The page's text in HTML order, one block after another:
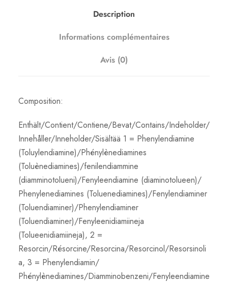
5
/
0
5
Description
Informations complémentaires
Avis (0)
Composition:
Enthält/Contient/Contiene/Bevat/Contains/Indeholder/
Innehåller/Inneholder/Sisältää 1 = Phenylendiamine
(Toluylendiamine)/Phénylènediamines
(Toluènediamines)/fenilendiammine
(diamminotolueni)/Fenyleendiamine (diaminotolueen)/
Phenylenediamines (Toluenediamines)/Fenylendiaminer
(Toluendiaminer)/Phenylendiaminer
(Toluendiaminer)/Fenyleenidiamiineja
(Tolueenidiamiineja), 2 =
Resorcin/Résorcine/Resorcina/Resorcinol/Resorsinoli
a, 3 = Phenylendiamin/
Phénylènediamines/Diamminobenzeni/Fenyleendiamine